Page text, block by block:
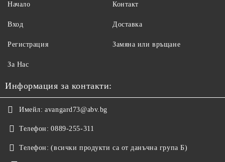
Начало
Вход
Регистрация
За Нас
Контакт
Доставка
Замяна или връщане
Информация за контакти:
Имейл: avangard73@abv.bg
Телефон: 0889-255-311
Телефон: (всички продукти са от данъчна група Б)